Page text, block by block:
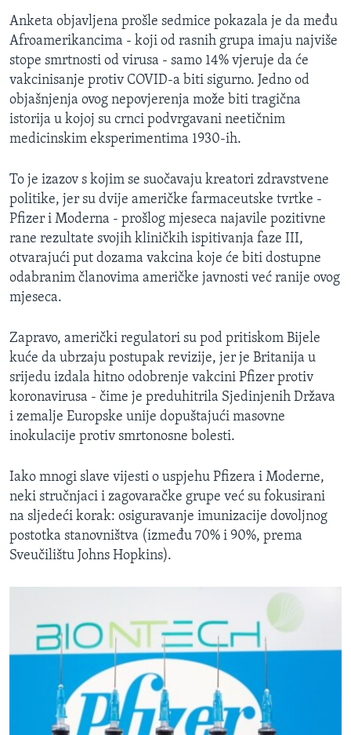
Anketa objavljena prošle sedmice pokazala je da među
Afroamerikancima - koji od rasnih grupa imaju najviše
stope smrtnosti od virusa - samo 14% vjeruje da će
vakcinisanje protiv COVID-a biti sigurno. Jedno od
objašnjenja ovog nepovjerenja može biti tragična
istorija u kojoj su crnci podvrgavani neetičnim
medicinskim eksperimentima 1930-ih.
To je izazov s kojim se suočavaju kreatori zdravstvene
politike, jer su dvije američke farmaceutske tvrtke -
Pfizer i Moderna - prošlog mjeseca najavile pozitivne
rane rezultate svojih kliničkih ispitivanja faze III,
otvarajući put dozama vakcina koje će biti dostupne
odabranim članovima američke javnosti već ranije ovog
mjeseca.
Zapravo, američki regulatori su pod pritiskom Bijele
kuće da ubrzaju postupak revizije, jer je Britanija u
srijedu izdala hitno odobrenje vakcini Pfizer protiv
koronavirusa - čime je preduhitrila Sjedinjenih Država
i zemalje Europske unije dopuštajući masovne
inokulacije protiv smrtonosne bolesti.
Iako mnogi slave vijesti o uspjehu Pfizera i Moderne,
neki stručnjaci i zagovaračke grupe već su fokusirani
na sljedeći korak: osiguravanje imunizacije dovoljnog
postotka stanovništva (između 70% i 90%, prema
Sveučilištu Johns Hopkins).